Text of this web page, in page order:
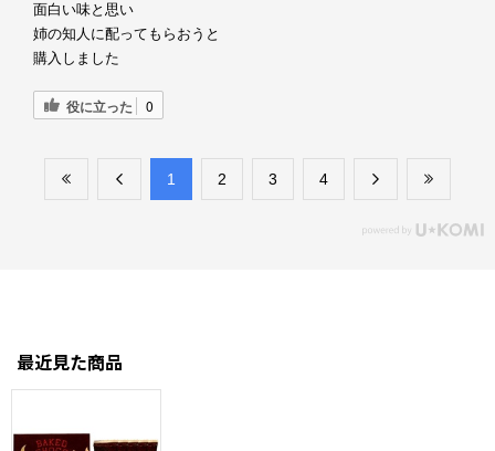
面白い味と思い
姉の知人に配ってもらおうと
購入しました
役に立った 0
​1 ​2 ​3 ​4
最近見た商品